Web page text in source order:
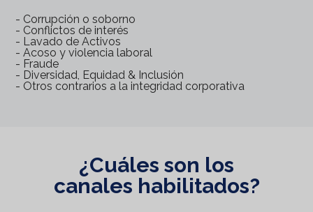
- Corrupción o soborno
- Conflictos de interés
- Lavado de Activos
- Acoso y violencia laboral
- Fraude
- Diversidad, Equidad & Inclusión
- Otros contrarios a la integridad corporativa
¿Cuáles son los
canales habilitados?